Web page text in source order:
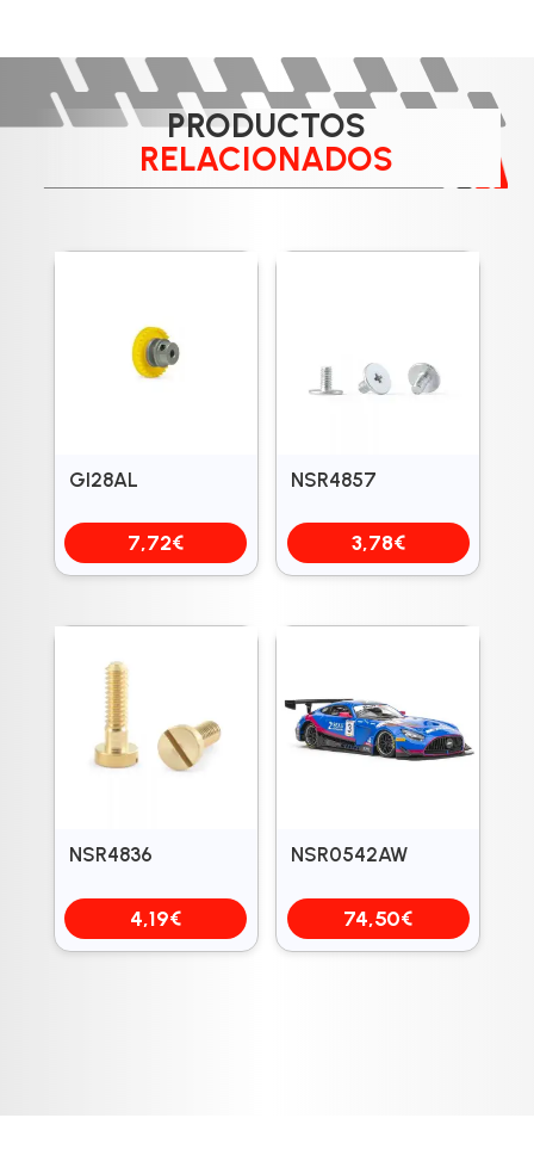
PRODUCTOS
RELACIONADOS
GI28AL
7,72€
NSR4857
3,78€
NSR4836
4,19€
NSR0542AW
74,50€